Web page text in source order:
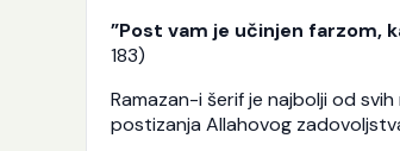
”Post vam je učinjen farzom,
183)
Ramazan-i šerif je najbolji od
postizanja Allahovog